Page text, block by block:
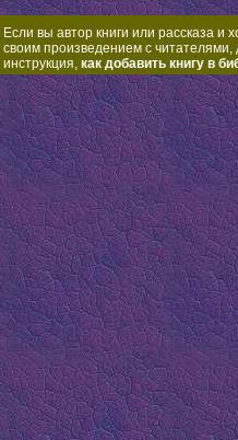
Если вы автор книги или рассказа и
своим произведением с читателями,
инструкция, как добавить книгу в